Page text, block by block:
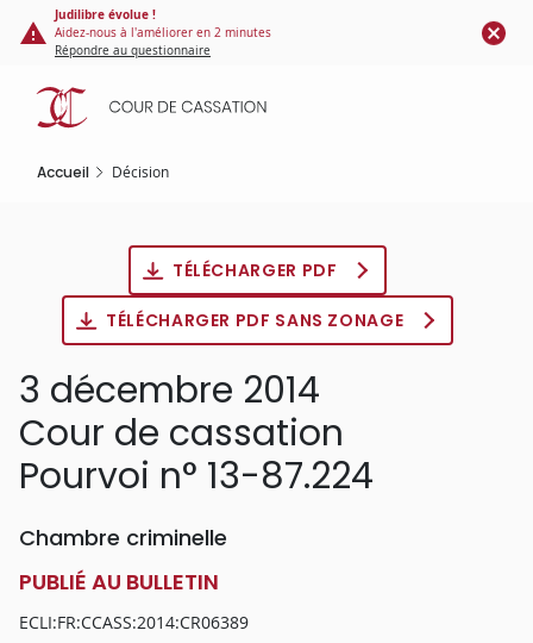
Panneau de gestion des cookies
contenu
principal
Judilibre évolue !
Aidez-nous à l'améliorer en 2 minutes
Répondre au questionnaire
Accueil Décision
TÉLÉCHARGER PDF
TÉLÉCHARGER PDF SANS ZONAGE
3 décembre 2014
Cour de cassation
Pourvoi n° 13-87.224
Chambre criminelle
PUBLIÉ AU BULLETIN
ECLI:FR:CCASS:2014:CR06389